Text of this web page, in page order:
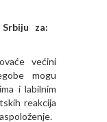
Srbiju za:
većini
mogu
i labilnim
reakcija